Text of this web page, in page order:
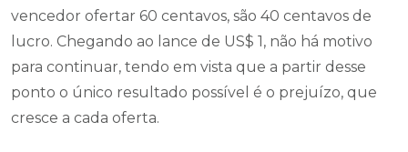
vencedor ofertar 60 centavos, são 40 centavos de
lucro. Chegando ao lance de US$ 1, não há motivo
para continuar, tendo em vista que a partir desse
ponto o único resultado possível é o prejuízo, que
cresce a cada oferta.